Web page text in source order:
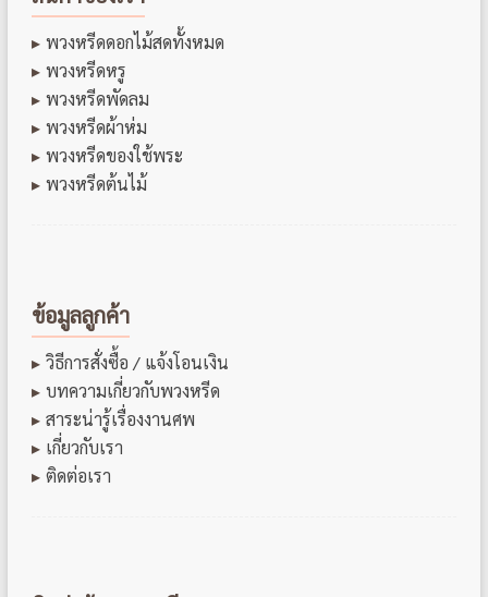
พวงหรีดดอกไม้สดทั้งหมด
พวงหรีดหรู
พวงหรีดพัดลม
พวงหรีดผ้าห่ม
พวงหรีดของใช้พระ
พวงหรีดต้นไม้
ข้อมูลลูกค้า
วิธีการสั่งซื้อ / แจ้งโอนเงิน
บทความเกี่ยวกับพวงหรีด
สาระน่ารู้เรื่องงานศพ
เกี่ยวกับเรา
ติดต่อเรา